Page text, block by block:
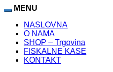
MENU
NASLOVNA
O NAMA
SHOP – Trgovina
FISKALNE KASE
KONTAKT